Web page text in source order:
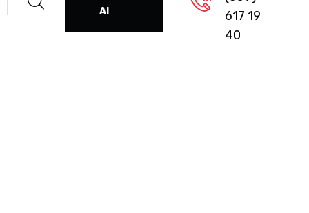
Al
617 19
40